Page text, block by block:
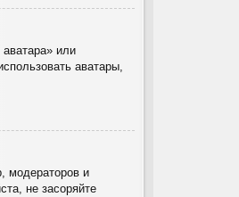
или
аватары,
модераторов и
не засоряйте